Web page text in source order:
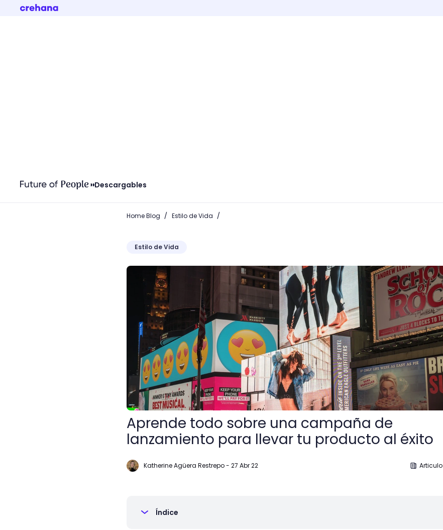
Descargables
Home Blog / Estilo de Vida /
Estilo de Vida
Aprende todo sobre una campaña de lanzamiento para llevar tu producto al éxito
Aprende todo sobre una campaña de
lanzamiento para llevar tu producto al éxito
Katherine Agüera Restrepo- 27 Abr 22 Articulo
Índice